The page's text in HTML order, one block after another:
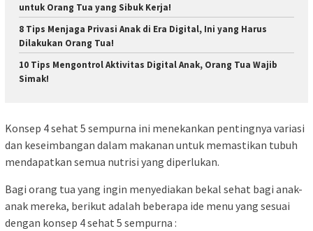
untuk Orang Tua yang Sibuk Kerja!
8 Tips Menjaga Privasi Anak di Era Digital, Ini yang Harus
Dilakukan Orang Tua!
10 Tips Mengontrol Aktivitas Digital Anak, Orang Tua Wajib
Simak!
Konsep 4 sehat 5 sempurna ini menekankan pentingnya variasi
dan keseimbangan dalam makanan untuk memastikan tubuh
mendapatkan semua nutrisi yang diperlukan.
Bagi orang tua yang ingin menyediakan bekal sehat bagi anak-
anak mereka, berikut adalah beberapa ide menu yang sesuai
dengan konsep 4 sehat 5 sempurna :